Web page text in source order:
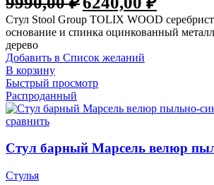
Стул Stool Group TOLIX WOOD
основание и спинка оцинкованный
дерево
Добавить в Список желаний
В корзину
Быстрый просмотр
Распроданный
сравнить
Стул барный Марсель велюр
Стулья